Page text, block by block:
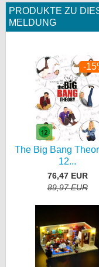
PRODUKTE ZU
MELDUNG
-
The Big Bang
12...
76,47 EUR
89,97 EUR